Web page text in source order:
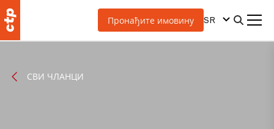
Пронађите имовину SR
СВИ ЧЛАНЦИ